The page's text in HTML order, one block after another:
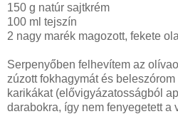
150 g natúr sajtkrém
100 ml tejszín
2 nagy marék magozott, fekete
Serpenyőben felhevítem az
zúzott fokhagymát és beleszórom
karikákat (elővigyázatosságból
darabokra, így nem fenyegetett a